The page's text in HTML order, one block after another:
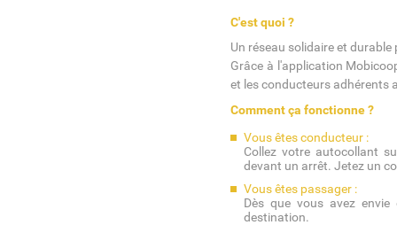
C'est quoi ?
Un réseau solidaire et
Grâce à l'application
et les conducteurs adhérents
Comment ça fonctionne ?
Vous êtes conducteur :
Collez votre autocollant
devant un arrêt. Jetez un
Vous êtes passager :
Dès que vous avez
destination.